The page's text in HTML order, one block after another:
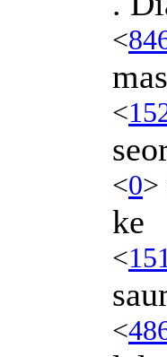
<
<
<0>
ke
<
<